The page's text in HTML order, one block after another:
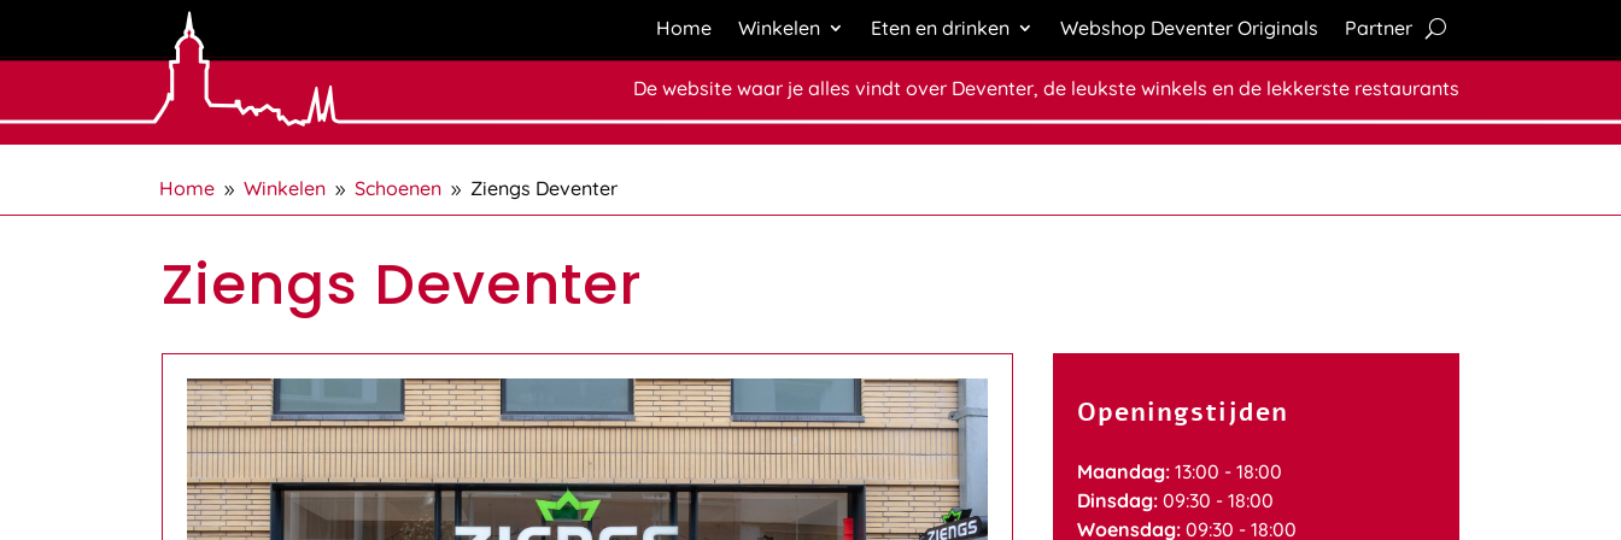
Home Winkelen Eten en drinken Webshop Deventer Originals Partner
De website waar je alles vindt over Deventer, de leukste winkels en de lekkerste restaurants
Home 9 Winkelen 9 Schoenen 9 Ziengs Deventer
Ziengs Deventer
Openingstijden
Maandag:13:00 - 18:00
Dinsdag:09:30 - 18:00
Woensdag:09:30 - 18:00